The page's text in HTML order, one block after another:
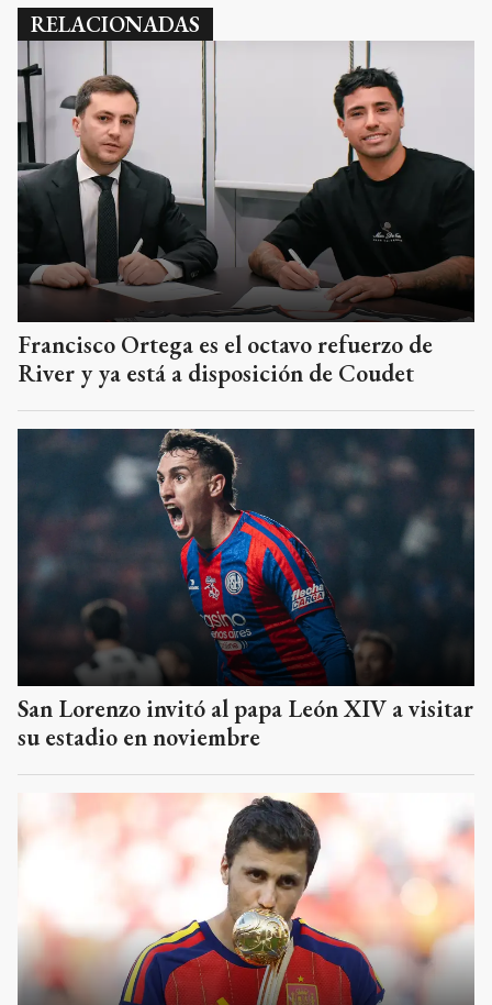
RELACIONADAS
Francisco Ortega es el octavo refuerzo de
River y ya está a disposición de Coudet
San Lorenzo invitó al papa León XIV a visitar
su estadio en noviembre